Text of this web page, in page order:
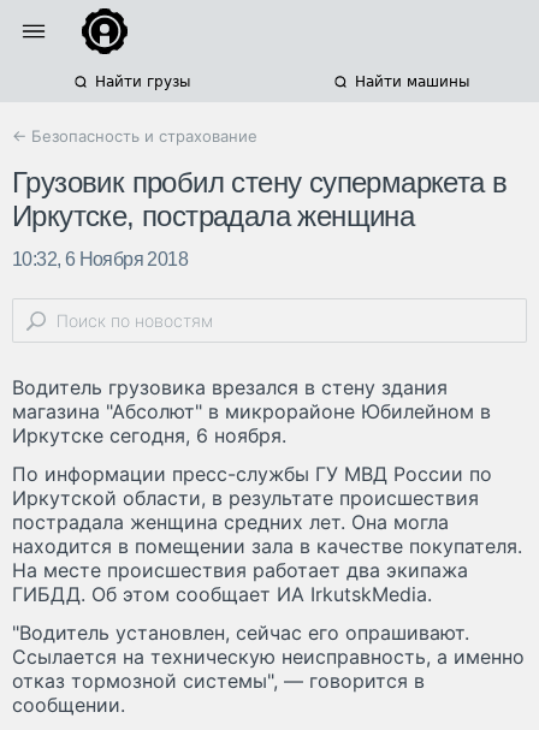
Найти грузы Найти машины
← Безопасность и страхование
Грузовик пробил стену супермаркета в
Иркутске, пострадала женщина
10:32, 6 Ноября 2018
Водитель грузовика врезался в стену здания
магазина "Абсолют" в микрорайоне Юбилейном в
Иркутске сегодня, 6 ноября.
По информации пресс-службы ГУ МВД России по
Иркутской области, в результате происшествия
пострадала женщина средних лет. Она могла
находится в помещении зала в качестве покупателя.
На месте происшествия работает два экипажа
ГИБДД. Об этом сообщает ИА IrkutskMedia.
"Водитель установлен, сейчас его опрашивают.
Ссылается на техническую неисправность, а именно
отказ тормозной системы", — говорится в
сообщении.